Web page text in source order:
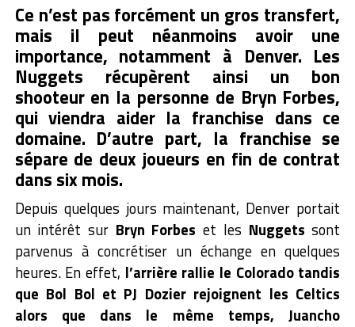
Ce n’est pas forcément un gros transfert,
mais il peut néanmoins avoir une
importance, notamment à Denver. Les
Nuggets récupèrent ainsi un bon
shooteur en la personne de Bryn Forbes,
qui viendra aider la franchise dans ce
domaine. D’autre part, la franchise se
sépare de deux joueurs en fin de contrat
dans six mois.
Depuis quelques jours maintenant, Denver portait
un intérêt sur Bryn Forbes et les Nuggets sont
parvenus à concrétiser un échange en quelques
heures. En effet, l’arrière rallie le Colorado tandis
que Bol Bol et PJ Dozier rejoignent les Celtics
alors que dans le même temps, Juancho